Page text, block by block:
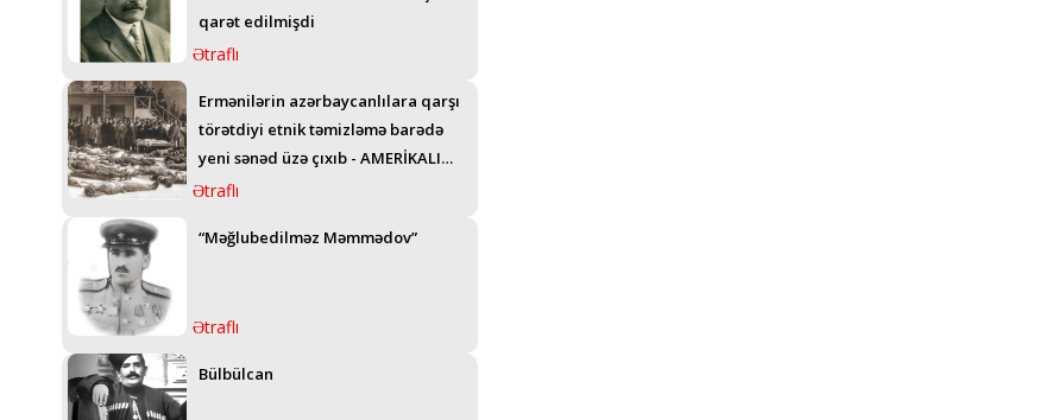
qarət edilmişdi
Ətraflı
Ermənilərin azərbaycanlılara qarşı
törətdiyi etnik təmizləmə barədə
yeni sənəd üzə çıxıb - AMERİKALI
GENERALIN TELEQRAMI
Ətraflı
“Məğlubedilməz Məmmədov”
Ətraflı
Bülbülcan